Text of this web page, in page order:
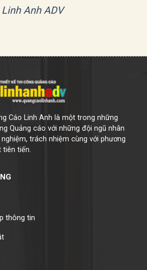
Anh ADV
Cáo Linh Anh là một trong những
Quảng cáo với những đội ngũ nhân
trách nhiệm cùng với phương
tiên tiến.
thông tin